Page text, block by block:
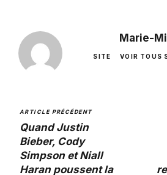
Marie-
SITE VOIR TOUS
ARTICLE PRÉCÉDENT
Quand Justin
Bieber, Cody
Simpson et Niall
Haran poussent la